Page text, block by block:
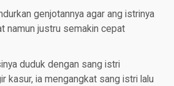
genjotannya agar ang istrinya
namun justru semakin cepat
duduk dengan sang istri
kasur, ia mengangkat sang istri lalu